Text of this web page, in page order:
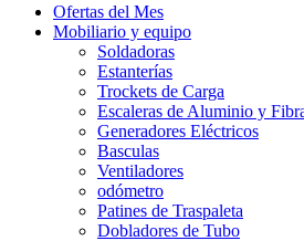
Ofertas del Mes
Mobiliario y equipo
Soldadoras
Estanterías
Trockets de Carga
Escaleras de Aluminio y
Generadores Eléctricos
Basculas
Ventiladores
odómetro
Patines de Traspaleta
Dobladores de Tubo